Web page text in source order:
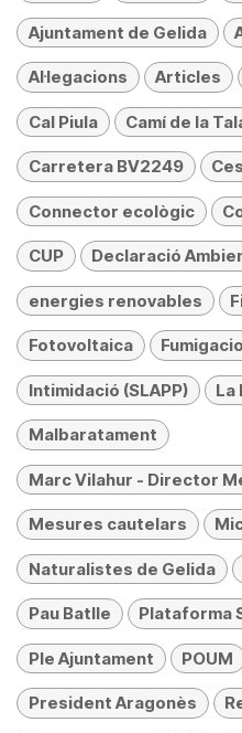
Ajuntament de Gelida
Al·legacions Articles
Cal Piula Camí de la
Carretera BV2249
Connector ecològic
CUP Declaració
energies renovables
Fotovoltaica
Intimidació (SLAPP) La
Malbaratament
Marc Vilahur - Director
Mesures cautelars
Naturalistes de Gelida
Pau Batlle Plataforma
Ple Ajuntament POUM
President Aragonès